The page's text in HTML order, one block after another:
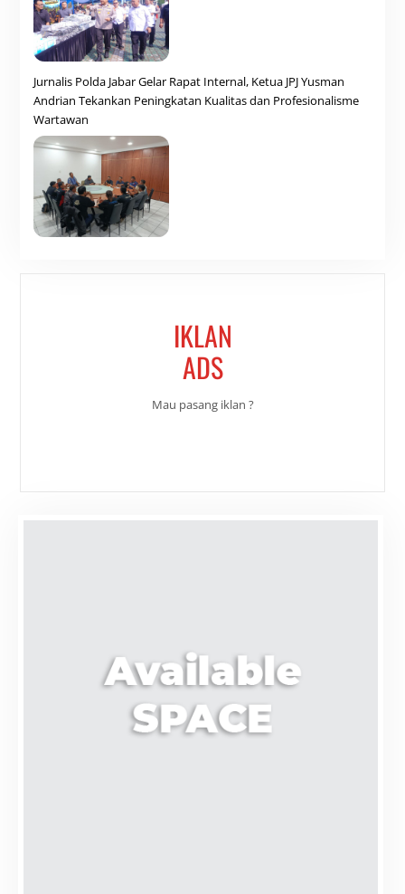
Jurnalis Polda Jabar Gelar Rapat Internal, Ketua JPJ Yusman
Andrian Tekankan Peningkatan Kualitas dan Profesionalisme
Wartawan
IKLAN
ADS
Mau pasang iklan ?